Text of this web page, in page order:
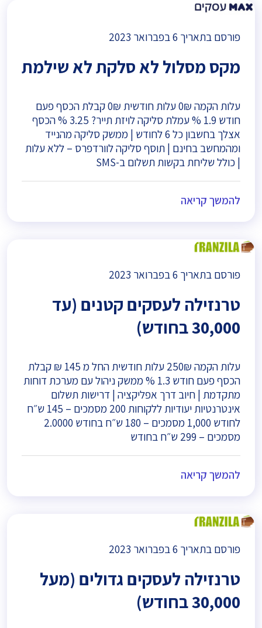
פורסם בתאריך 6 בפברואר 2023
מקס מסלול לא סלקת לא שילמת
עלות הקמה 0₪ עלות חודשית 0₪ קבלת הכסף פעם
חודש 1.9 % עמלת סליקה לויזת תייר? 3.25 % הכסף
אצלך בחשבון כל 6 לחודש | ממשק סליקה מהנייד
ומהמחשב בחינם | תוסף סליקה לוורדפרס – ללא עלות
| כולל שליחת בקשות תשלום ב-SMS
להמשך קריאה
פורסם בתאריך 6 בפברואר 2023
טרנזילה לעסקים קטנים (עד
30,000 בחודש)
עלות הקמה 250₪ עלות חודשית החל מ 145 ₪ קבלת
הכסף פעם חודש 1.3 % ממשק ניהול עם מערכת דוחות
מתקדמת | חיוב דרך אפליקציה | דרישות תשלום
אינטרנטיות יעודיות ללקוחות 200 מסמכים – 145 ש״ח
לחודש 1,000 מסמכים – 180 ש״ח בחודש 2.0000
מסמכים – 299 ש״ח בחודש
להמשך קריאה
פורסם בתאריך 6 בפברואר 2023
טרנזילה לעסקים גדולים (מעל
30,000 בחודש)